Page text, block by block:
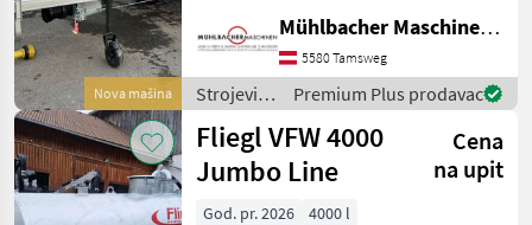
Nova mašina
Gesamtgewicht 5.000kg
(4.000kg Achslast zzgl.
1.000kg Stützlast) -
verstellbare Zugdeichsel O
Mühlbacher Maschinen GmbH
5580 Tamsweg
Strojevi
za
đubrenje,
gnojenje i
navodnjavanje
/ Fliegl
Premium Plus prodavac
Fliegl VFW 4000
Jumbo Line
Cena
na upit
God. pr. 2026
4000 l